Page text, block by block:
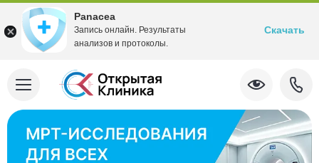
Panacea
Запись онлайн. Результаты
анализов и протоколы.
Скачать